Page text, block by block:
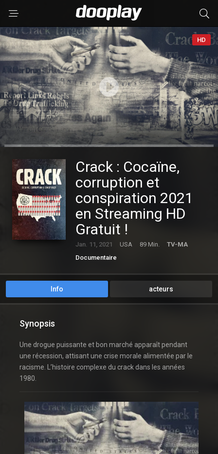
HD
Crack : Cocaïne,
corruption et
conspiration 2021
en Streaming HD
Gratuit !
Jan. 11, 2021 USA 89 Min.
TV-MA
Documentaire
Info acteurs
Synopsis
Une drogue puissante et bon marché apparaît pendant
une récession, attisant une crise morale alimentée par le
racisme. L’histoire complexe du crack dans les années
1980.